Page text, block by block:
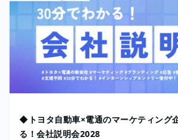
◆トヨタ自動車×電通のマーケティング
る！会社説明会2028